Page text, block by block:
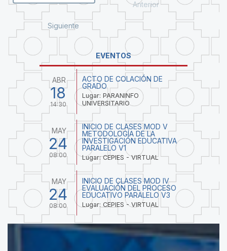
Anterior
Siguiente
EVENTOS
ABR
18
14:30
ACTO DE COLACIÓN DE
GRADO
Lugar: PARANINFO
UNIVERSITARIO
MAY
24
08:00
INICIO DE CLASES MOD V
METODOLOGÍA DE LA
INVESTIGACIÓN EDUCATIVA
PARALELO V1
Lugar: CEPIES - VIRTUAL
MAY
24
08:00
INICIO DE CLASES MOD IV
EVALUACIÓN DEL PROCESO
EDUCATIVO PARALELO V3
Lugar: CEPIES - VIRTUAL